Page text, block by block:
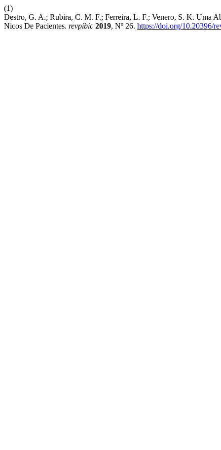
(1)
Destro, G. A.; Rubira, C. M. F.; Ferreira, L. F.; Venero, S. K. Uma
Nicos De Pacientes. revpibic 2019, Nº 26. https://doi.org/10.20396/